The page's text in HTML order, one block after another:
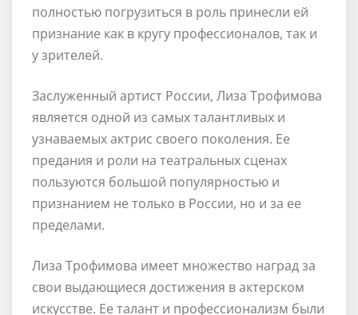
полностью погрузиться в роль принесли ей
признание как в кругу профессионалов, так и
у зрителей.
Заслуженный артист России, Лиза Трофимова
является одной из самых талантливых и
узнаваемых актрис своего поколения. Ее
предания и роли на театральных сценах
пользуются большой популярностью и
признанием не только в России, но и за ее
пределами.
Лиза Трофимова имеет множество наград за
свои выдающиеся достижения в актерском
искусстве. Ее талант и профессионализм были